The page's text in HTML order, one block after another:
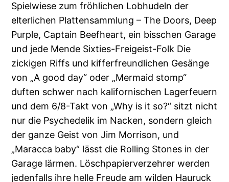
Spielwiese zum fröhlichen Lobhudeln der
elterlichen Plattensammlung – The Doors, Deep
Purple, Captain Beefheart, ein bisschen Garage
und jede Mende Sixties-Freigeist-Folk Die
zickigen Riffs und kifferfreundlichen Gesänge
von „A good day“ oder „Mermaid stomp“
duften schwer nach kalifornischen Lagerfeuern
und dem 6/8-Takt von „Why is it so?“ sitzt nicht
nur die Psychedelik im Nacken, sondern gleich
der ganze Geist von Jim Morrison, und
„Maracca baby“ lässt die Rolling Stones in der
Garage lärmen. Löschpapierverzehrer werden
jedenfalls ihre helle Freude am wilden Hauruck